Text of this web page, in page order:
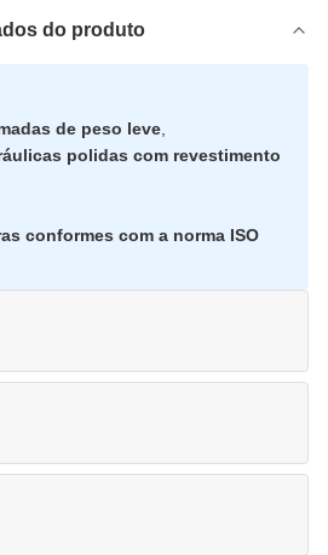
do produto
de peso leve
polidas com revestimento
conformes com a norma ISO